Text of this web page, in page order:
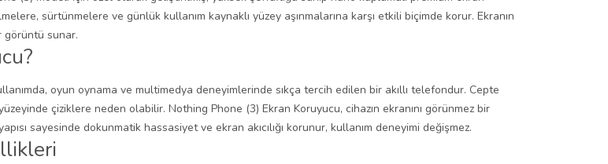
sürtünmelere ve günlük kullanım kaynaklı yüzey aşınmalarına karşı etkili biçimde korur. Ekranın
görüntü sunar.
oyun oynama ve multimedya deneyimlerinde sıkça tercih edilen bir akıllı telefondur. Cepte
çiziklere neden olabilir. Nothing Phone (3) Ekran Koruyucu, cihazın ekranını görünmez bir
sayesinde dokunmatik hassasiyet ve ekran akıcılığı korunur, kullanım deneyimi değişmez.